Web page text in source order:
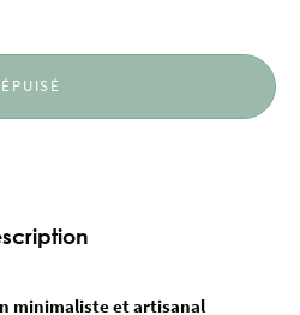
ÉPUISÉ
minimaliste et artisanal